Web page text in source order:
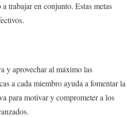
trabajar en conjunto. Estas metas
y aprovechar al máximo las
a cada miembro ayuda a fomentar la
para motivar y comprometer a los